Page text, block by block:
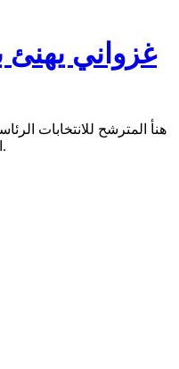
غزواني يهنئ
هنأ المترشح للانتخابات
الموريتاني بمناسبة عيد الفطر المبارك.